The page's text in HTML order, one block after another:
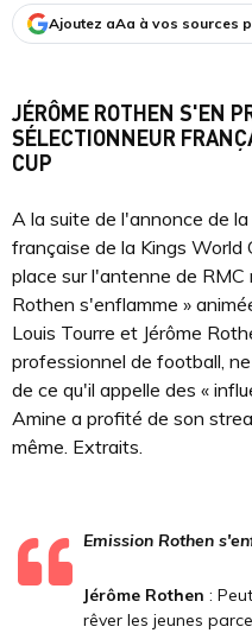
Ajoutez aAa à vos sources
JÉRÔME ROTHEN S'EN
SÉLECTIONNEUR
CUP
A la suite de l'annonce de
française de la Kings World
place sur l'antenne de RMC
Rothen s'enflamme »
Louis Tourre et Jérôme
professionnel de football,
de ce qu'il appelle des «
Amine a profité de son
même. Extraits.
Emission Rothen
Jérôme Rothen :
rêver les jeunes